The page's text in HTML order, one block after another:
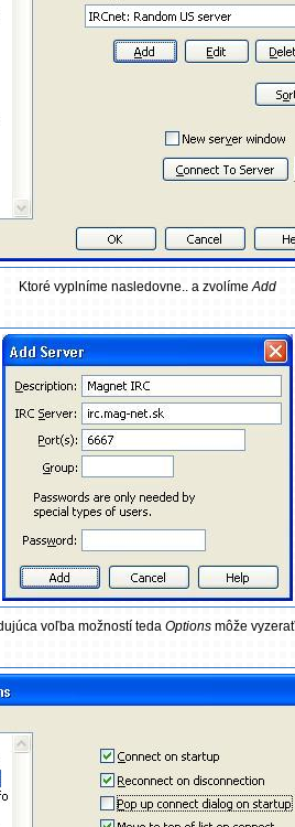
Ktoré vyplníme nasledovne.. a zvolímeAdd
voľba možností teda Optionsmôže